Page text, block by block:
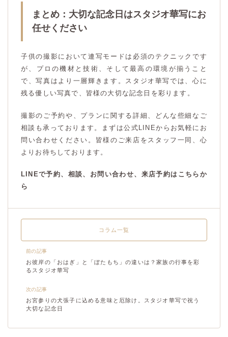
まとめ：大切な記念日はスタジオ華写にお
任せください
子供の撮影において連写モードは必須のテクニックです
が、プロの機材と技術、そして最高の環境が揃うこと
で、写真はより一層輝きます。スタジオ華写では、心に
残る優しい写真で、皆様の大切な記念日を彩ります。
撮影のご予約や、プランに関する詳細、どんな些細なご
相談も承っております。まずは公式LINEからお気軽にお
問い合わせください。皆様のご来店をスタッフ一同、心
よりお待ちしております。
LINEで予約、相談、お問い合わせ、来店予約はこちらか
ら
前の記事
お彼岸の「おはぎ」と「ぼたもち」の違いは？家族の行事を彩
るスタジオ華写
コラム一覧
次の記事
お宮参りの犬張子に込める意味と厄除け。スタジオ華写で祝う
大切な記念日